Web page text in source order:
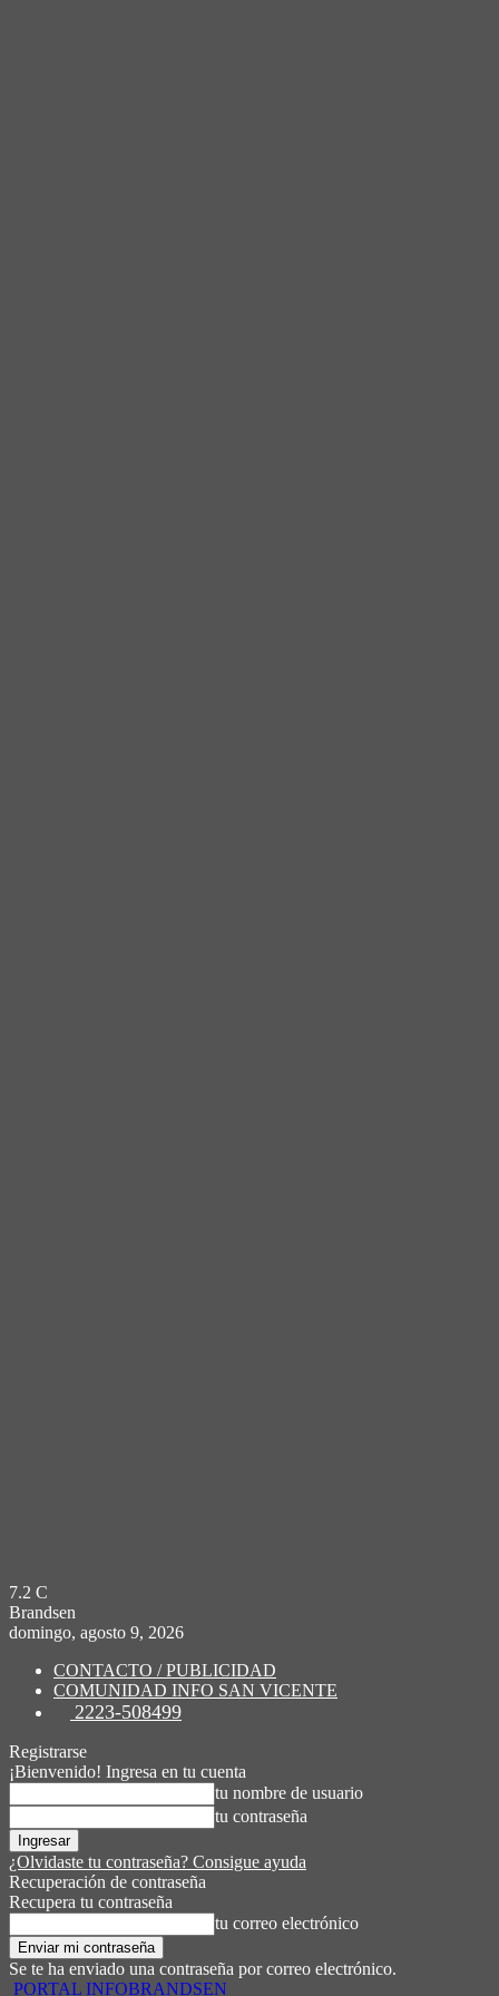
7.2 C
Brandsen
domingo, agosto 9, 2026
CONTACTO / PUBLICIDAD
COMUNIDAD INFO SAN VICENTE
2223-508499
Registrarse
¡Bienvenido! Ingresa en tu cuenta
tu nombre de usuario
tu contraseña
¿Olvidaste tu contraseña? Consigue ayuda
Recuperación de contraseña
Recupera tu contraseña
tu correo electrónico
Se te ha enviado una contraseña por correo electrónico.
PORTAL INFOBRANDSEN